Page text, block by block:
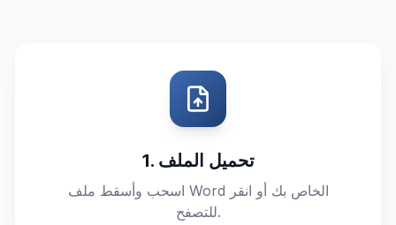
1. تحميل الملف
اسحب وأسقط ملف Word الخاص بك أو انقر
للتصفح.